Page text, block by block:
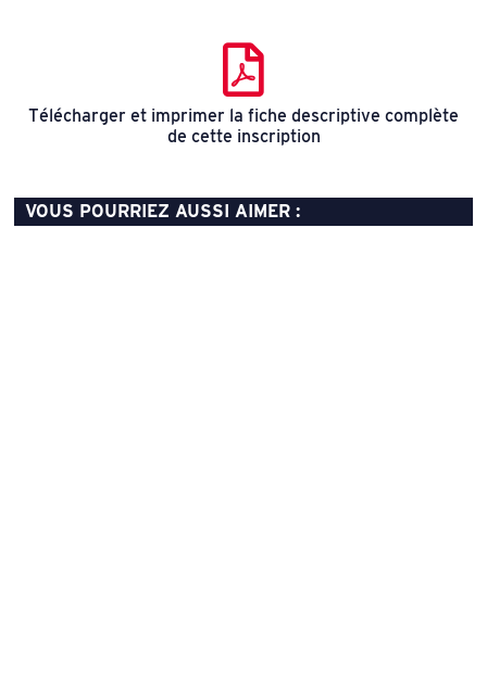
Télécharger et imprimer la fiche descriptive complète
de cette inscription
VOUS POURRIEZ AUSSI AIMER :